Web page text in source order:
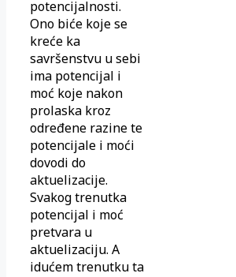
potencijalnosti.
Ono biće koje se
kreće ka
savršenstvu u sebi
ima potencijal i
moć koje nakon
prolaska kroz
određene razine te
potencijale i moći
dovodi do
aktuelizacije.
Svakog trenutka
potencijal i moć
pretvara u
aktuelizaciju. A
idućem trenutku ta